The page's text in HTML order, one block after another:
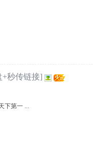
+秒传链接]
下第一 ...